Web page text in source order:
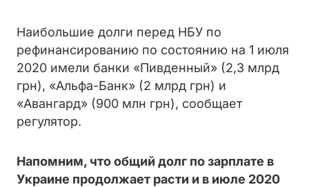
Наибольшие долги перед НБУ по
рефинансированию по состоянию на 1 июля
2020 имели банки «Пивденный» (2,3 млрд
грн), «Альфа-Банк» (2 млрд грн) и
«Авангард» (900 млн грн), сообщает
регулятор.
Напомним, что общий долг по зарплате в
Украине продолжает расти и в июле 2020